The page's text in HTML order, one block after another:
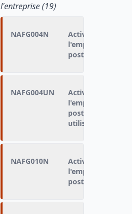
l'entreprise (19)
NAFG004N
Activité
l'emploi principal
postes)
NAFG004UN
Activité
l'emploi principal
postes).
utilisateur
NAFG010N
Activité
l'emploi principal
postes)